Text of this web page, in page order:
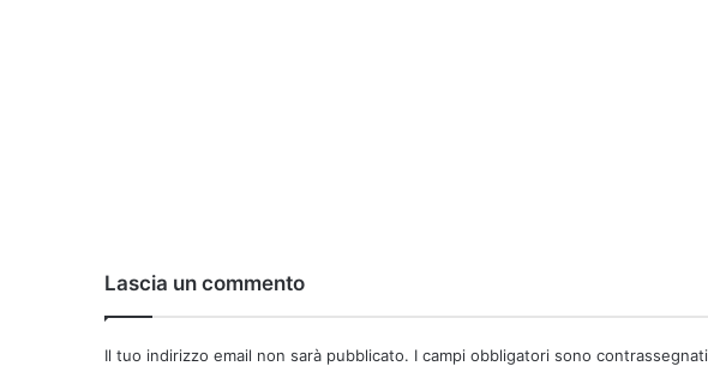
Lascia un commento
Il tuo indirizzo email non sarà pubblicato. I campi obbligatori sono contrassegnati